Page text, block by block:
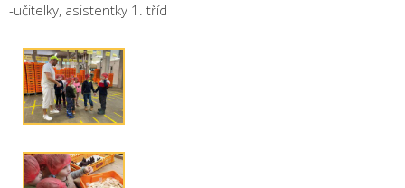
-učitelky, asistentky 1. tříd